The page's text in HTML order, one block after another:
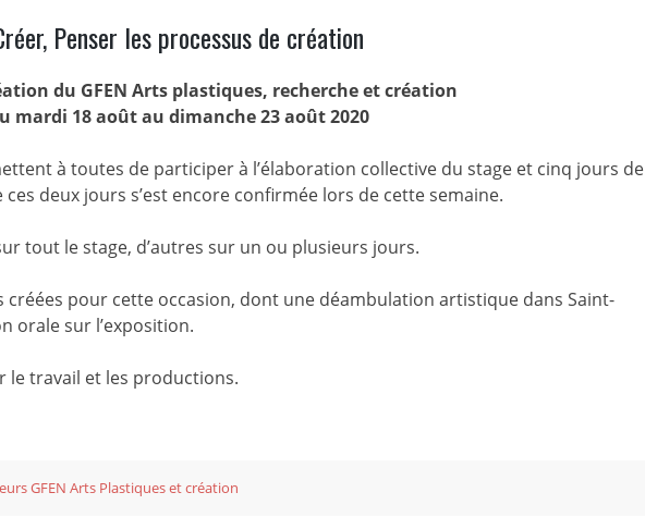
Penser les processus de création
du GFEN Arts plastiques, recherche et création
mardi 18 août au dimanche 23 août 2020
à toutes de participer à l’élaboration collective du stage et cinq jours de
ces deux jours s’est encore confirmée lors de cette semaine.
tout le stage, d’autres sur un ou plusieurs jours.
créées pour cette occasion, dont une déambulation artistique dans Saint-
orale sur l’exposition.
le travail et les productions.
GFEN Arts Plastiques et création